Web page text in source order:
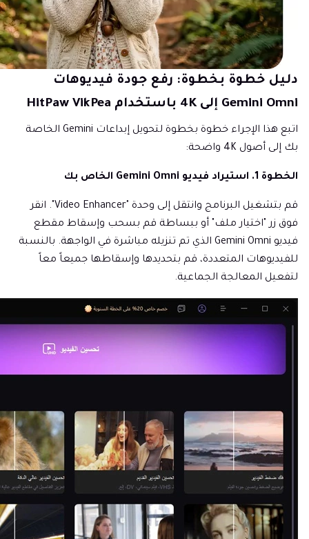
دليل خطوة بخطوة: رفع جودة فيديوهات
Gemini Omni إلى 4K باستخدام HitPaw VikPea
اتبع هذا الإجراء خطوة بخطوة لتحويل إبداعات Gemini الخاصة
بك إلى أصول 4K واضحة:
الخطوة 1. استيراد فيديو Gemini Omni الخاص بك
قم بتشغيل البرنامج وانتقل إلى وحدة "Video Enhancer". انقر
فوق زر "اختيار ملف" أو ببساطة قم بسحب وإسقاط مقطع
فيديو Gemini Omni الذي تم تنزيله مباشرة في الواجهة. بالنسبة
للفيديوهات المتعددة، قم بتحديدها وإسقاطها جميعاً معاً
لتفعيل المعالجة الجماعية.